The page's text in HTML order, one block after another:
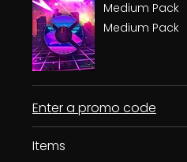
Medium Pack
Medium Pack
Enter a promo code
Items